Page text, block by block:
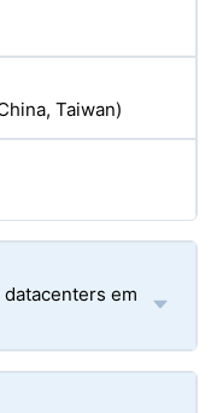
Taiwan)
em